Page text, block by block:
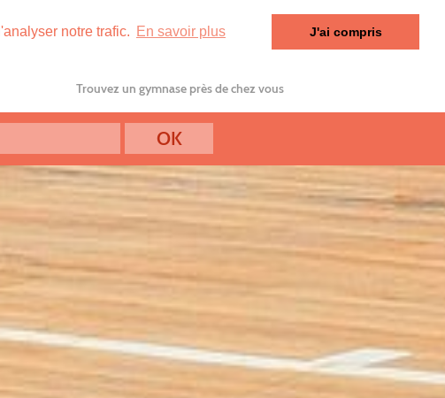
notre trafic. En savoir plus J'ai compris
Trouvez un gymnase près de chez vous